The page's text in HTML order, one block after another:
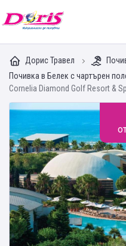
Doris -
Дорис Травел
Почивка в Белек с чартърен
Cornelia Diamond Golf Resort &